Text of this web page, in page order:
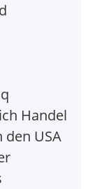
Handel
den USA